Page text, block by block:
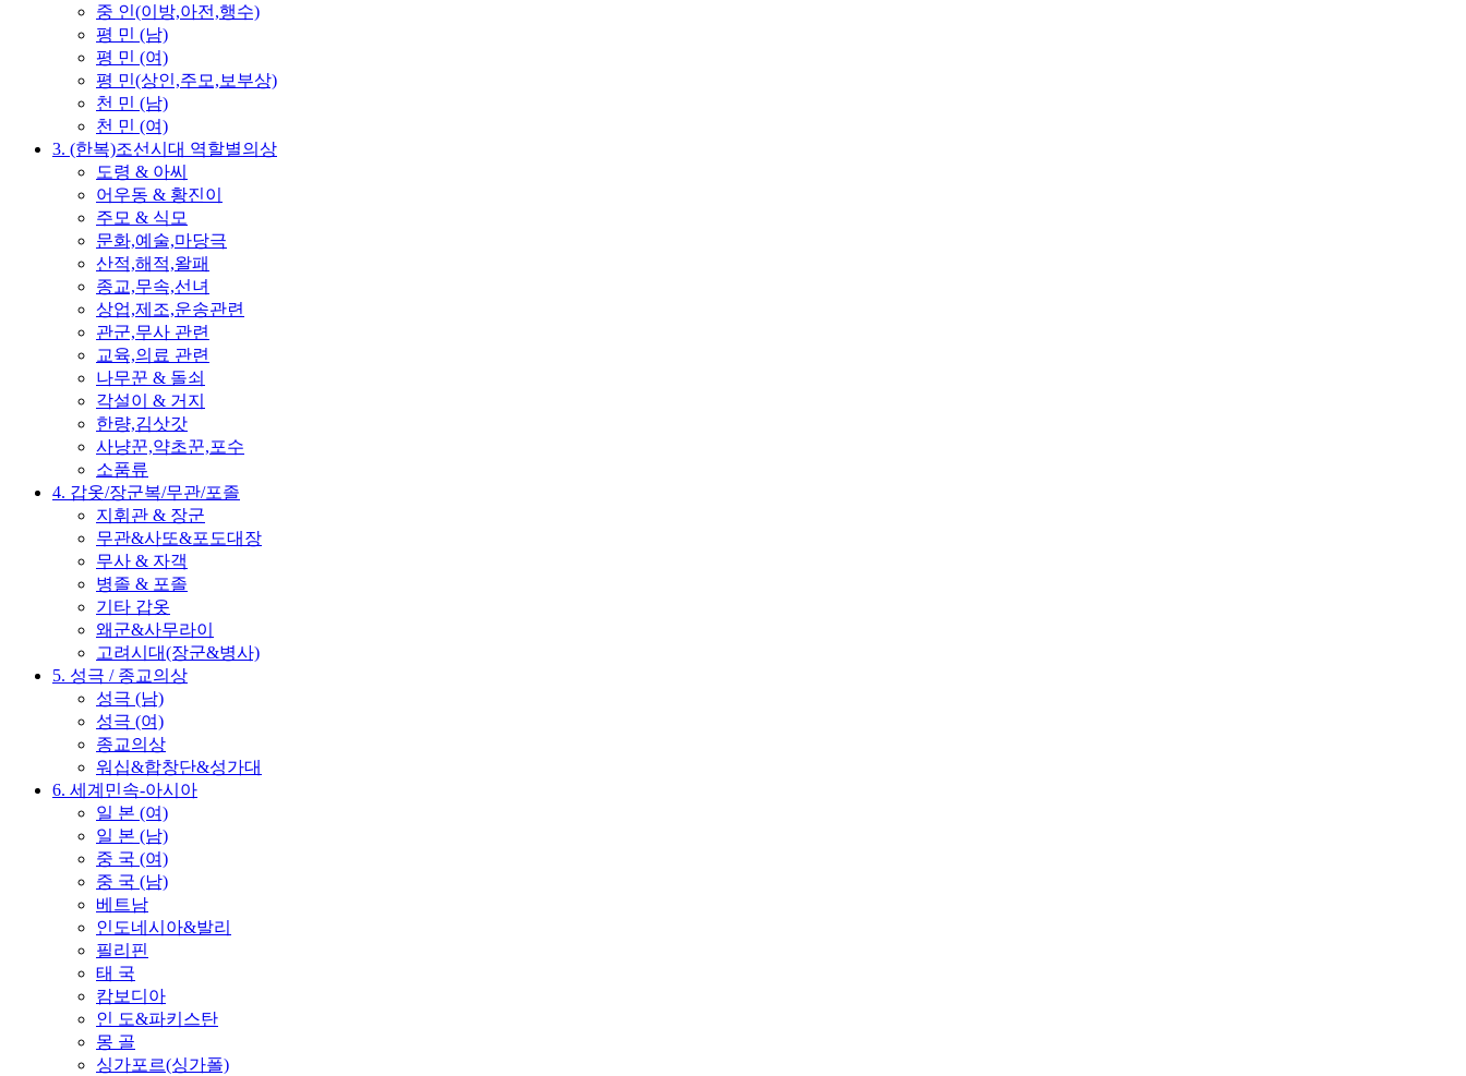
중 인(이방,아전,행수)
평 민 (남)
평 민 (여)
평 민(상인,주모,보부상)
천 민 (남)
천 민 (여)
3. (한복)조선시대 역할별의상
도령 & 아씨
어우동 & 황진이
주모 & 식모
문화,예술,마당극
산적,해적,왈패
종교,무속,선녀
상업,제조,운송관련
관군,무사 관련
교육,의료 관련
나무꾼 & 돌쇠
각설이 & 거지
한량,김삿갓
사냥꾼,약초꾼,포수
소품류
4. 갑옷/장군복/무관/포졸
지휘관 & 장군
무관&사또&포도대장
무사 & 자객
병졸 & 포졸
기타 갑옷
왜군&사무라이
고려시대(장군&병사)
5. 성극 / 종교의상
성극 (남)
성극 (여)
종교의상
워십&합창단&성가대
6. 세계민속-아시아
일 본 (여)
일 본 (남)
중 국 (여)
중 국 (남)
베트남
인도네시아&발리
필리핀
태 국
캄보디아
인 도&파키스탄
몽 골
싱가포르(싱가폴)